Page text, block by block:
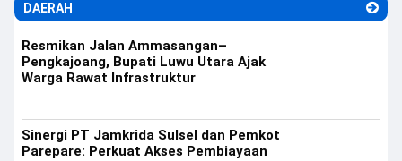
DAERAH
Resmikan Jalan Ammasangan–
Pengkajoang, Bupati Luwu Utara Ajak
Warga Rawat Infrastruktur
Sinergi PT Jamkrida Sulsel dan Pemkot
Parepare: Perkuat Akses Pembiayaan